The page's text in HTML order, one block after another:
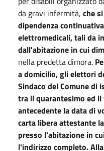
da gravi infermità, che
dipendenza
elettromedicali, tali da
dall'abitazione in cui
nella predetta dimora.
a domicilio, gli elettori
Sindaco del Comune di
tra il quarantesimo ed
antecedente la data di
carta libera attestante
presso l'abitazione in
l'indirizzo completo.